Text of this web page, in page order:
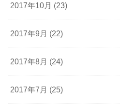
2017年10月 (23)
2017年9月 (22)
2017年8月 (24)
2017年7月 (25)